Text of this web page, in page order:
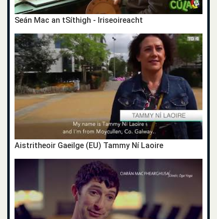
Seán Mac an tSíthigh - Iriseoireacht
Aistritheoir Gaeilge (EU) Tammy Ní Laoire